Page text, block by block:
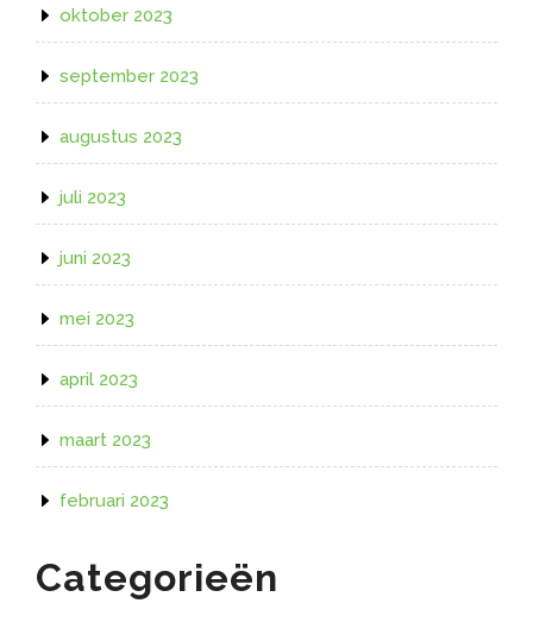
oktober 2023
september 2023
augustus 2023
juli 2023
juni 2023
mei 2023
april 2023
maart 2023
februari 2023
Categorieën